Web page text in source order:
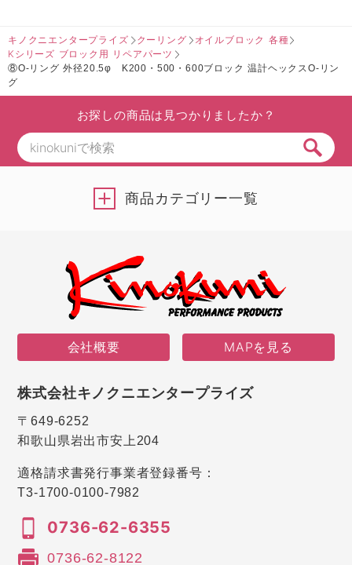
キノクニエンタープライズ クーリング
オイルブロック 各種
Kシリーズ ブロック用 リペアパーツ
⑧O-リング 外径20.5φ K200・500・600ブロック 温計ヘックスO-リン
グ
お探しの商品は見つかりましたか？
商品カテゴリー一覧
会社概要 MAPを見る
株式会社キノクニエンタープライズ
〒649-6252
和歌山県岩出市安上204
適格請求書発行事業者登録番号：
T3-1700-0100-7982
0736-62-6355
0736-62-8122